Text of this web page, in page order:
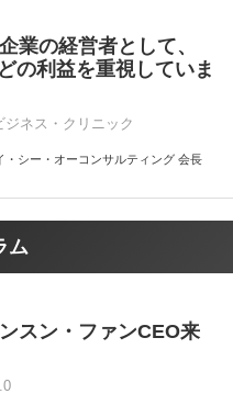
の経営者として、
の利益を重視していま
ネス・クリニック
・シー・オーコンサルティング 会長
ム
スン・ファンCEO来